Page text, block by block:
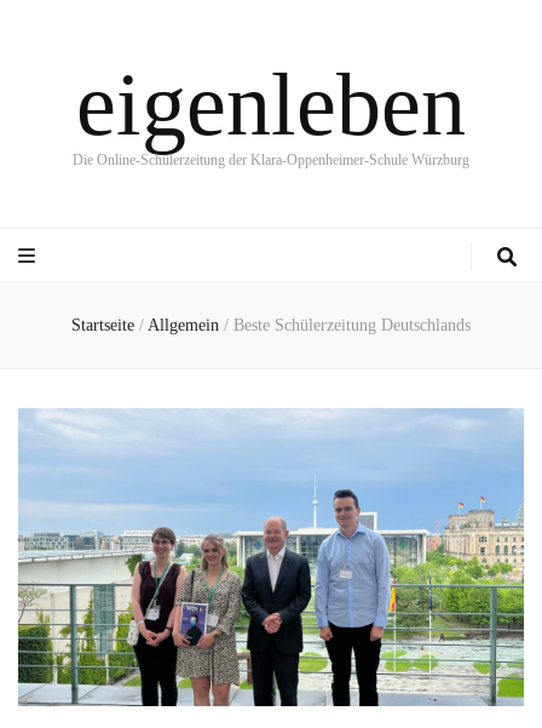
eigenleben
Die Online-Schülerzeitung der Klara-Oppenheimer-Schule Würzburg
Startseite / Allgemein / Beste Schülerzeitung Deutschlands